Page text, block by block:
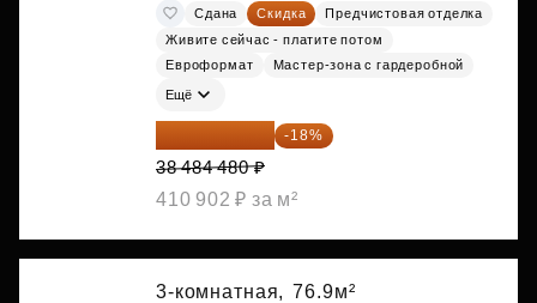
Сдана Скидка
Предчистовая отделка
Живите сейчас - платите потом
Евроформат
Мастер-зона с гардеробной
Ещё
31 557 274 ₽ -18%
38 484 480 ₽
410 902 ₽ за м²
3-комнатная, 76.9м²